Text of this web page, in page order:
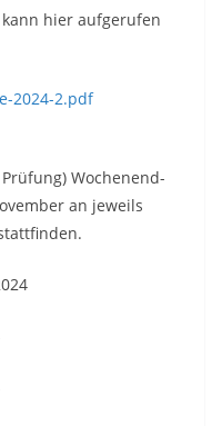
hier aufgerufen
2024-2.pdf
Wochenend-
an jeweils